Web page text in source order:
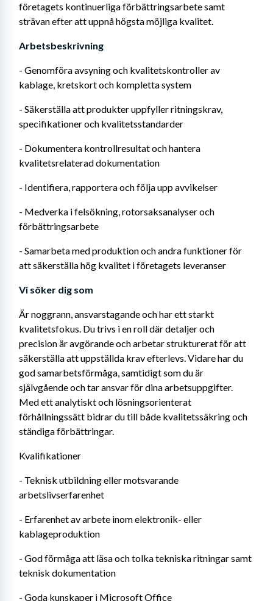
företagets kontinuerliga förbättringsarbete samt
strävan efter att uppnå högsta möjliga kvalitet.
Arbetsbeskrivning
- Genomföra avsyning och kvalitetskontroller av
kablage, kretskort och kompletta system
- Säkerställa att produkter uppfyller ritningskrav,
specifikationer och kvalitetsstandarder
- Dokumentera kontrollresultat och hantera
kvalitetsrelaterad dokumentation
- Identifiera, rapportera och följa upp avvikelser
- Medverka i felsökning, rotorsaksanalyser och
förbättringsarbete
- Samarbeta med produktion och andra funktioner för
att säkerställa hög kvalitet i företagets leveranser
Vi söker dig som
Är noggrann, ansvarstagande och har ett starkt
kvalitetsfokus. Du trivs i en roll där detaljer och
precision är avgörande och arbetar strukturerat för att
säkerställa att uppställda krav efterlevs. Vidare har du
god samarbetsförmåga, samtidigt som du är
självgående och tar ansvar för dina arbetsuppgifter.
Med ett analytiskt och lösningsorienterat
förhållningssätt bidrar du till både kvalitetssäkring och
ständiga förbättringar.
Kvalifikationer
- Teknisk utbildning eller motsvarande
arbetslivserfarenhet
- Erfarenhet av arbete inom elektronik- eller
kablageproduktion
- God förmåga att läsa och tolka tekniska ritningar samt
teknisk dokumentation
- Goda kunskaper i Microsoft Office